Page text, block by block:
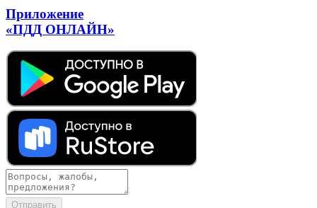
Приложение
«ПДД ОНЛАЙН»
Отправить